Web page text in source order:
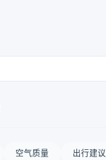
空气质量 出行建议